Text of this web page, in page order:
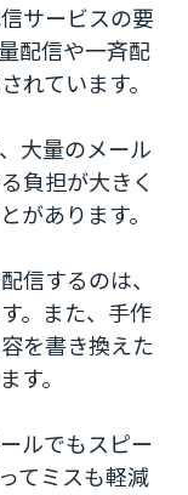
サービスの要
配信や一斉配
れています。
大量のメール
負担が大きく
があります。
信するのは、
。また、手作
を書き換えた
す。
ルでもスピー
てミスも軽減